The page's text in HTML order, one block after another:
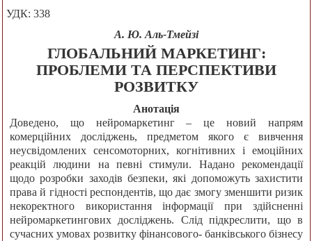
УДК: 338
А. Ю. Аль-Тмейзі
ГЛОБАЛЬНИЙ МАРКЕТИНГ:
ПРОБЛЕМИ ТА ПЕРСПЕКТИВИ
РОЗВИТКУ
Анотація
Доведено, що нейромаркетинг – це новий напрям
комерційних досліджень, предметом якого є вивчення
неусвідомлених сенсомоторних, когнітивних і емоційних
реакцій людини на певні стимули. Надано рекомендації
щодо розробки заходів безпеки, які допоможуть захистити
права й гідності респондентів, що дає змогу зменшити ризик
некоректного використання інформації при здійсненні
нейромаркетингових досліджень. Слід підкреслити, що в
сучасних умовах розвитку фінансового- банківського бізнесу